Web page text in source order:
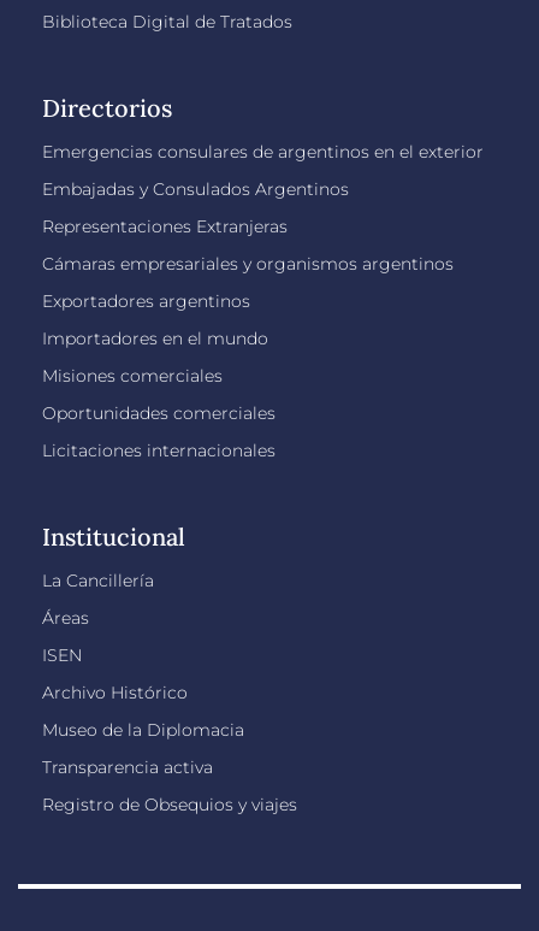
Biblioteca Digital de Tratados
Directorios
Emergencias consulares de argentinos en el exterior
Embajadas y Consulados Argentinos
Representaciones Extranjeras
Cámaras empresariales y organismos argentinos
Exportadores argentinos
Importadores en el mundo
Misiones comerciales
Oportunidades comerciales
Licitaciones internacionales
Institucional
La Cancillería
Áreas
ISEN
Archivo Histórico
Museo de la Diplomacia
Transparencia activa
Registro de Obsequios y viajes